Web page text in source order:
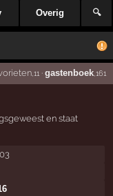
Overig 🔍
,11· gastenboek,161
en staat